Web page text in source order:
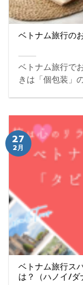
ベトナム旅行の
ベトナム旅行で
きは「個包装」
... ...
ベトナム旅行ス
は？（ハノイ/ダ
27
2月